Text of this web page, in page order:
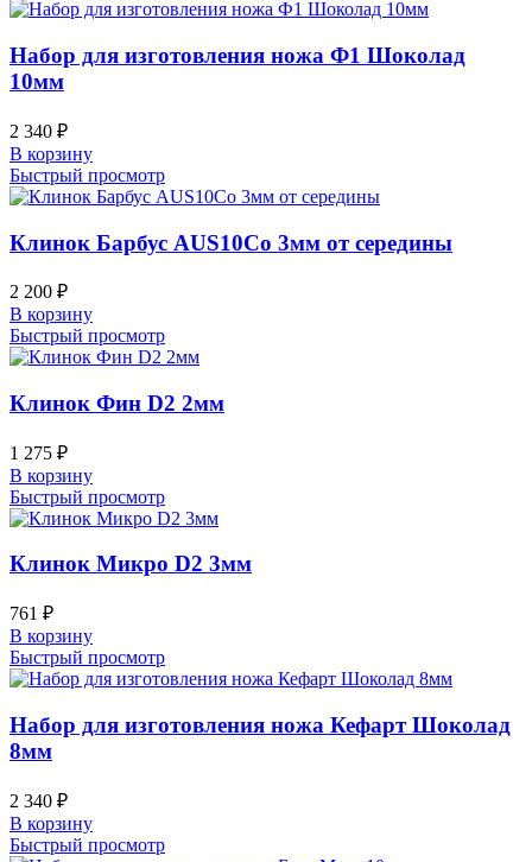
Набор для изготовления ножа Ф1 Шоколад
10мм
2 340 ₽
В корзину
Быстрый просмотр
Клинок Барбус AUS10Co 3мм от середины
2 200 ₽
В корзину
Быстрый просмотр
Клинок Фин D2 2мм
1 275 ₽
В корзину
Быстрый просмотр
Клинок Микро D2 3мм
761 ₽
В корзину
Быстрый просмотр
Набор для изготовления ножа Кефарт Шоколад
8мм
2 340 ₽
В корзину
Быстрый просмотр